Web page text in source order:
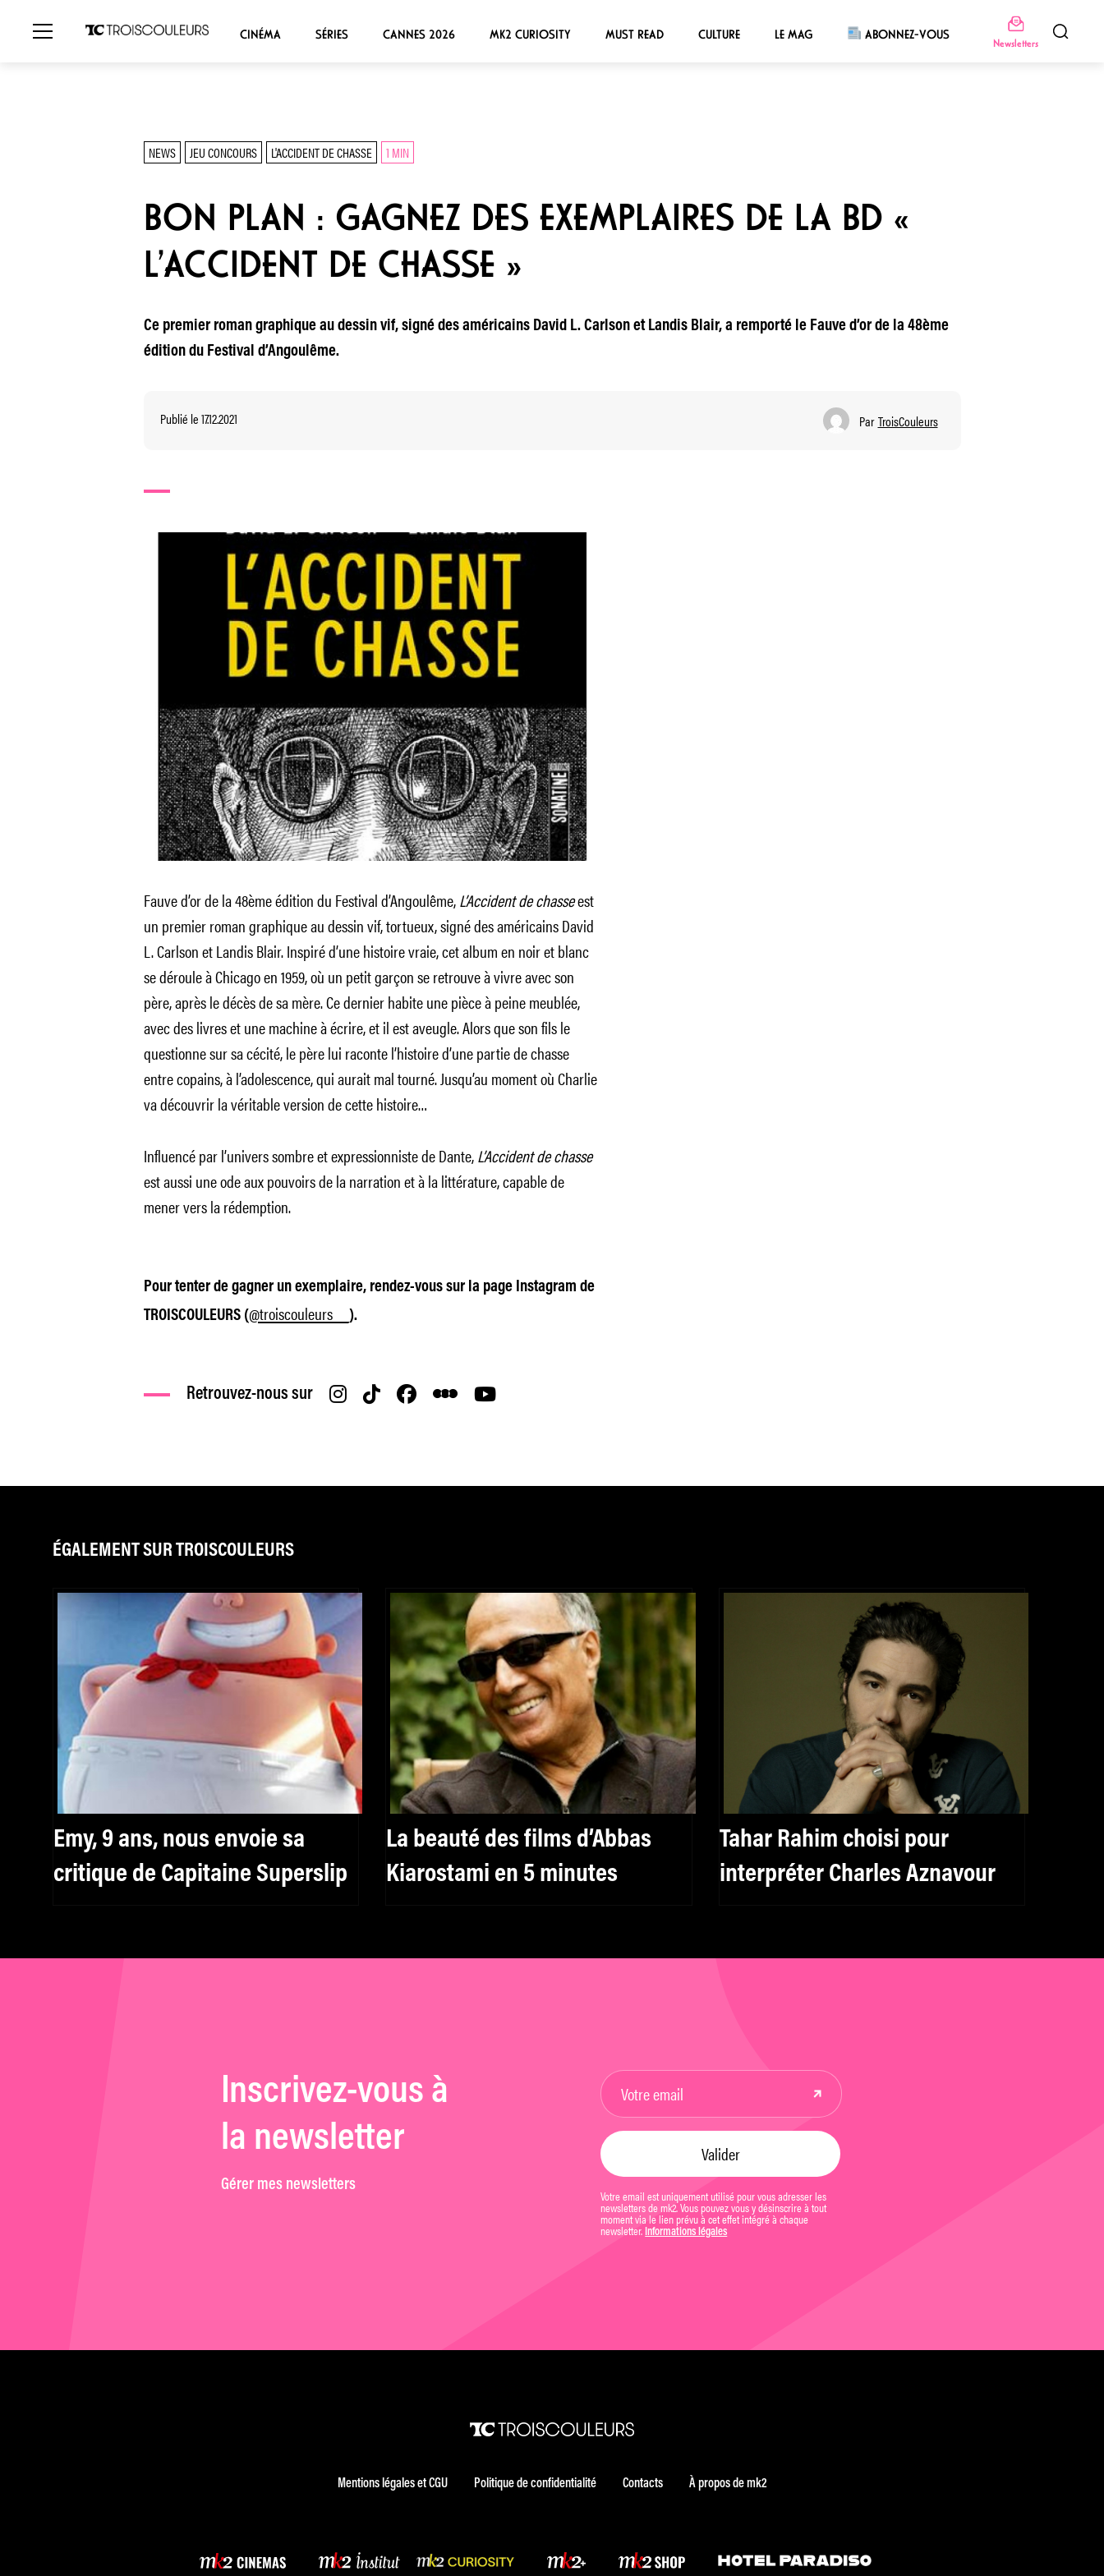
CINÉMA SÉRIES CANNES 2026 MK2 CURIOSITY MUST READ CULTURE LE MAG ABONNEZ-VOUS
Newsletters
NEWS JEU CONCOURS L'ACCIDENT DE CHASSE 1 MIN
BON PLAN : GAGNEZ DES EXEMPLAIRES DE LA BD «
L’ACCIDENT DE CHASSE »
Ce premier roman graphique au dessin vif, signé des américains David L. Carlson et Landis Blair, a remporté le Fauve d’or de la 48ème
édition du Festival d’Angoulême.
Publié le 17.12.2021 Par TroisCouleurs
Fauve d’or de la 48ème édition du Festival d’Angoulême,L’Accident de chasseest
un premier roman graphique au dessin vif, tortueux, signé des américains David
L. Carlson et Landis Blair. Inspiré d’une histoire vraie, cet album en noir et blanc
se déroule à Chicago en 1959, où un petit garçon se retrouve à vivre avec son
père, après le décès de sa mère. Ce dernier habite une pièce à peine meublée,
avec des livres et une machine à écrire, et il est aveugle. Alors que son fils le
questionne sur sa cécité, le père lui raconte l’histoire d’une partie de chasse
entre copains, à l’adolescence, qui aurait mal tourné. Jusqu’au moment où Charlie
va découvrir la véritable version de cette histoire…
Influencé par l’univers sombre et expressionniste de Dante,L’Accident de chasse
est aussi une ode aux pouvoirs de la narration et à la littérature, capable de
mener vers la rédemption.
Pour tenter de gagner un exemplaire, rendez-vous sur la page Instagram de
TROISCOULEURS (@troiscouleurs__ ).
Retrouvez-nous sur
ÉGALEMENT SUR TROISCOULEURS
Emy, 9 ans, nous envoie sa
critique de Capitaine Superslip
La beauté des films d’Abbas
Kiarostami en 5 minutes
Tahar Rahim choisi pour
interpréter Charles Aznavour
Inscrivez-vous à
la newsletter
Gérer mes newsletters
Votre email est uniquement utilisé pour vous adresser les
newsletters de mk2. Vous pouvez vous y désinscrire à tout
moment via le lien prévu à cet effet intégré à chaque
newsletter. Informations légales
Mentions légales et CGU Politique de confidentialité Contacts À propos de mk2